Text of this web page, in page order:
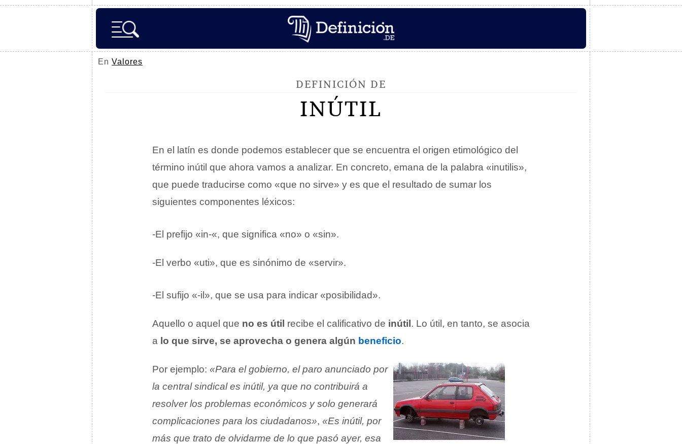
En Valores
DEFINICIÓN DE
INÚTIL
En el latín es donde podemos establecer que se encuentra el origen etimológico del
término inútil que ahora vamos a analizar. En concreto, emana de la palabra «inutilis»,
que puede traducirse como «que no sirve» y es que el resultado de sumar los
siguientes componentes léxicos:
-El prefijo «in-«, que significa «no» o «sin».
-El verbo «uti», que es sinónimo de «servir».
-El sufijo «-il», que se usa para indicar «posibilidad».
Aquello o aquel que no es útil recibe el calificativo de inútil . Lo útil, en tanto, se asocia
a lo que sirve, se aprovecha o genera algún beneficio.
Por ejemplo: «Para el gobierno, el paro anunciado por
la central sindical es inútil, ya que no contribuirá a
resolver los problemas económicos y solo generará
complicaciones para los ciudadanos», «Es inútil, por
más que trato de olvidarme de lo que pasó ayer, esa